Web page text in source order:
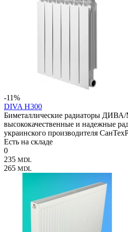
-11%
DIVA H300
Биметаллические радиаторы
высококачественные и надежные
украинского производителя
Есть на складе
0
235 MDL
265 MDL